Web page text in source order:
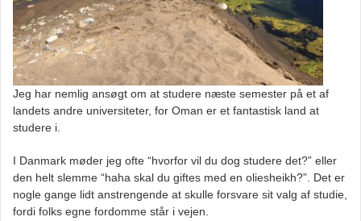
Jeg har nemlig ansøgt om at studere næste semester på et af
landets andre universiteter, for Oman er et fantastisk land at
studere i.
I Danmark møder jeg ofte “hvorfor vil du dog studere det?” eller
den helt slemme “haha skal du giftes med en oliesheikh?”. Det er
nogle gange lidt anstrengende at skulle forsvare sit valg af studie,
fordi folks egne fordomme står i vejen.